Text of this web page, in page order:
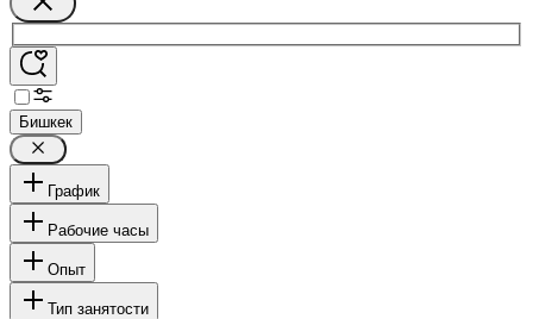
Бишкек
График
Рабочие часы
Опыт
Тип занятости